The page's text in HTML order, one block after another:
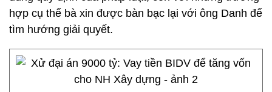
hợp cụ thể bà xin được bàn bạc lại với ông Danh để
tìm hướng giải quyết.